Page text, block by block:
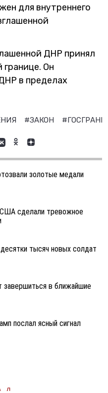
для внутреннего
ДНР принял
границе. Он
в пределах
#ЗАКОН
золотые медали
сделали тревожное
тысяч новых солдат
в ближайшие
послал ясный сигнал